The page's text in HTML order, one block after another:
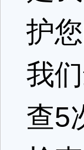
护
我
查5